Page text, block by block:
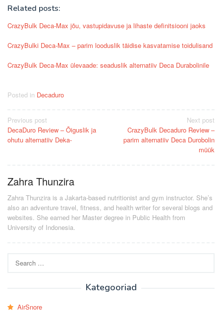
Related posts:
CrazyBulk Deca-Max jõu, vastupidavuse ja lihaste definitsiooni jaoks
CrazyBulki Deca-Max – parim looduslik täidise kasvatamise toidulisand
CrazyBulk Deca-Max ülevaade: seaduslik alternatiiv Deca Durabolinile
Posted in Decaduro
Post
navigation
Previous post
DecaDuro Review – Õiguslik ja
ohutu alternatiiv Deka-
Next post
CrazyBulk Decaduro Review –
parim alternatiiv Deca Durobolin
müük
Zahra Thunzira
Zahra Thunzira is a Jakarta-based nutritionist and gym instructor. She’s
also an adventure travel, fitness, and health writer for several blogs and
websites. She earned her Master degree in Public Health from
University of Indonesia.
for:
Kategooriad
AirSnore